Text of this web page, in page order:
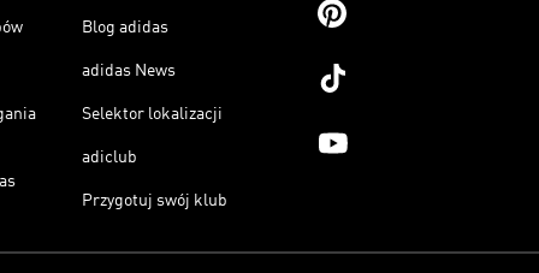
Blog adidas
adidas News
Selektor lokalizacji
adiclub
Przygotuj swój klub